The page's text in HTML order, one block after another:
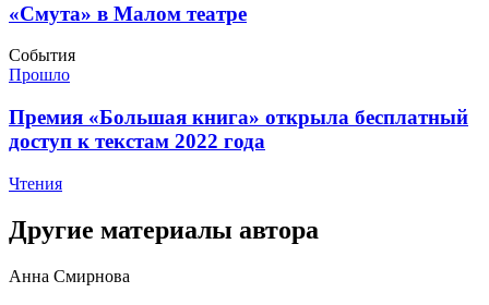
​«Смута» в Малом театре
События
Прошло
​Премия «Большая книга» открыла бесплатный
доступ к текстам 2022 года
Чтения
Другие материалы автора
Анна Смирнова